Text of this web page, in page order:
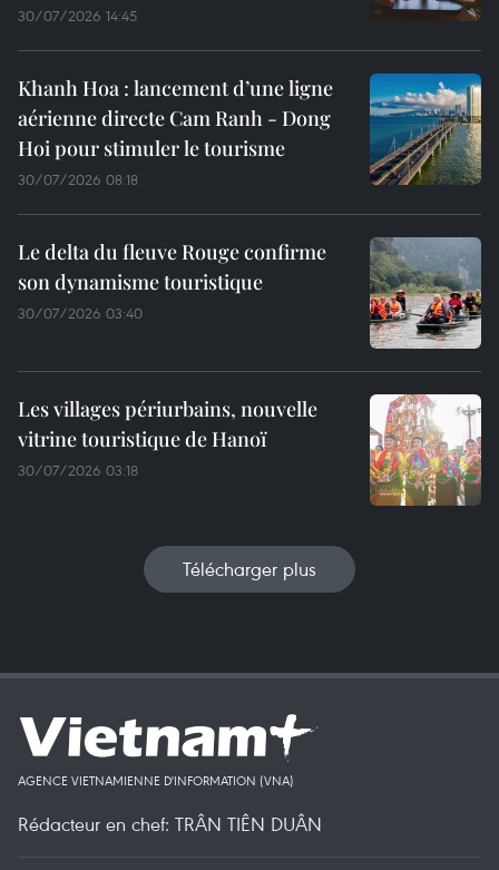
30/07/2026 14:45
Khanh Hoa : lancement d’une ligne
aérienne directe Cam Ranh - Dong
Hoi pour stimuler le tourisme
30/07/2026 08:18
Le delta du fleuve Rouge confirme
son dynamisme touristique
30/07/2026 03:40
Les villages périurbains, nouvelle
vitrine touristique de Hanoï
30/07/2026 03:18
Télécharger plus
AGENCE VIETNAMIENNE D'INFORMATION (VNA)
Rédacteur en chef: TRÂN TIÊN DUÂN